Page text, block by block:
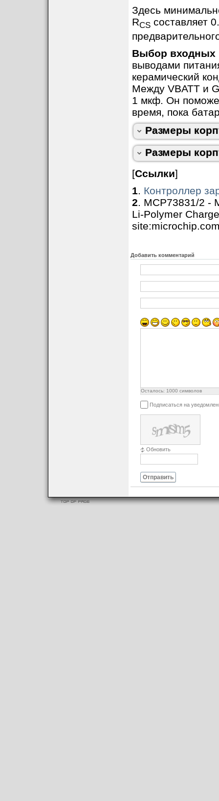
Здесь
RCS составляет
Выбор входных
выводами
керамический
Между VBATT и
1 мкф. Он
время, пока
Размеры
Символ
Размеры в
A
0.810
A1
0.000
A2
0.750
D
2.900
E1
2.900
Размеры
Символ
Размеры в
Min
Max
A
1.350
c
0.170
E1
5.800
L
0.400
8°
[Ссылки]
1. Контроллер
2. MCP73831/2 -
Li-Polymer
Добавить комментарий
Осталось: 1000 символов
Подписаться на
Обновить
Отправить